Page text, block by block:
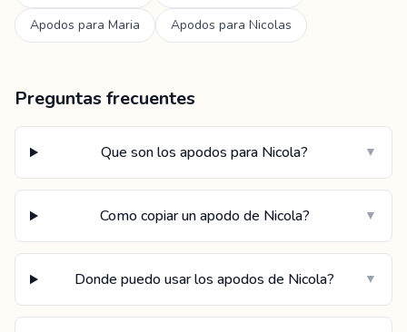
Apodos para Maria Apodos para Nicolas
Preguntas frecuentes
Que son los apodos para Nicola? ▼
Como copiar un apodo de Nicola? ▼
Donde puedo usar los apodos de Nicola? ▼